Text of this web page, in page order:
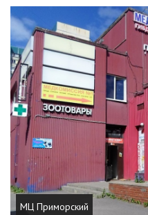
МЦ Приморский